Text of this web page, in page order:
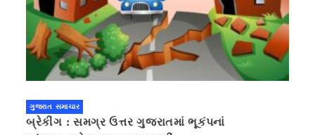
ગુજરાત સમાચાર
બ્રેકીંગ : સમગ્ર ઉત્તર ગુજરાતમાં ભૂકંપનાં